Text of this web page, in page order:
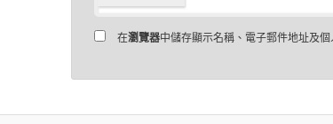
在瀏覽器中儲存顯示名稱、電子郵件地址及